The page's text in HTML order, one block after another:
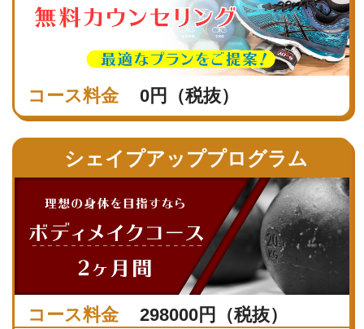
コース料金 0円（税抜）
シェイプアッププログラム
コース料金 298000円（税抜）